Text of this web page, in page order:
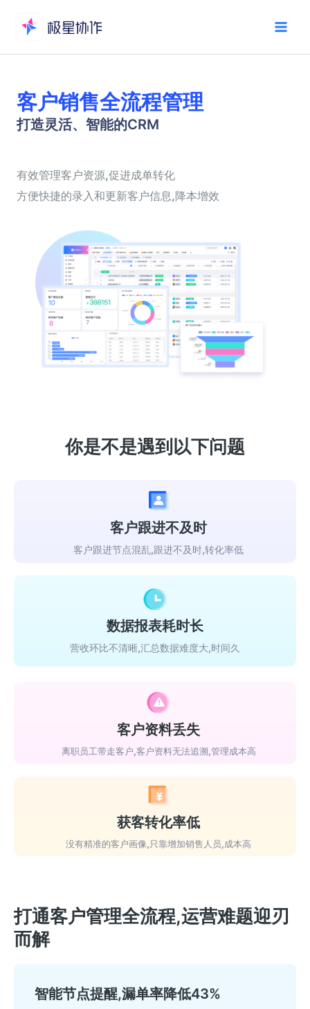
客户销售全流程管理
打造灵活、智能的CRM
有效管理客户资源,促进成单转化
方便快捷的录入和更新客户信息,降本增效
你是不是遇到以下问题
客户跟进不及时
客户跟进节点混乱,跟进不及时,转化率低
数据报表耗时长
营收环比不清晰,汇总数据难度大,时间久
客户资料丢失
离职员工带走客户,客户资料无法追溯,管理成本高
获客转化率低
没有精准的客户画像,只靠增加销售人员,成本高
打通客户管理全流程,运营难题迎刃
而解
智能节点提醒,漏单率降低43%